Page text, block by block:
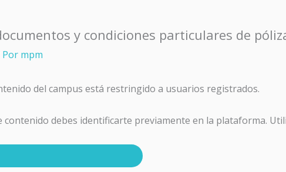
y condiciones particulares de
Por mpm
del campus está restringido a usuarios registrados.
contenido debes identificarte previamente en la plataforma.